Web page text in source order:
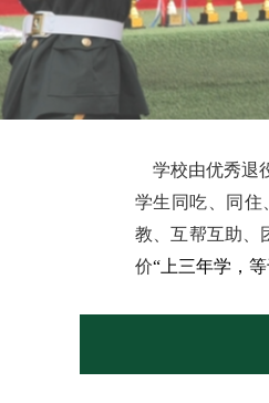
学校由优秀退
学生同吃、同住
教、互帮互助、
价“上三年学，